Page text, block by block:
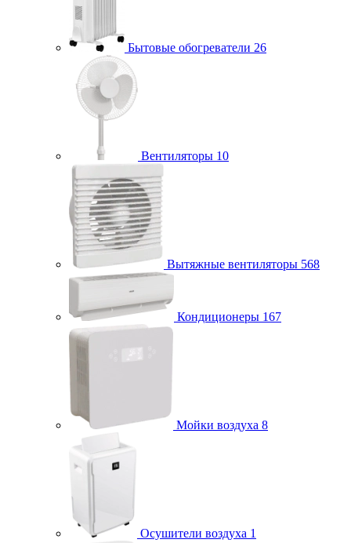
Бытовые обогреватели 26
Вентиляторы 10
Вытяжные вентиляторы 568
Кондиционеры 167
Мойки воздуха 8
Осушители воздуха 1